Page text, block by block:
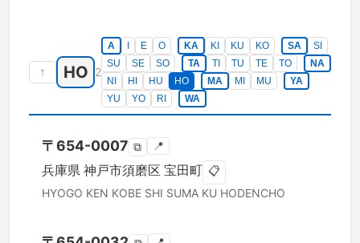
↑ HO 2
A E O KA KI KU KO SA
SI
SU
SE SO TA TI TU TE TO
NA
NI
HI HU HO MA MI MU
YA
YU
YO RI WA
〒654-0007 ⧉ 📍
兵庫県 神戸市須磨区 宝田町 📋
HYOGO KEN KOBE SHI SUMA KU HODENCHO